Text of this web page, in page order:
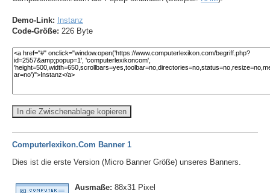
Demo-Link: Instanz
Code-Größe: 226 Byte
In die Zwischenablage kopieren
Computerlexikon.Com Banner 1
Dies ist die erste Version (Micro Banner Größe) unseres Banners.
Ausmaße: 88x31 Pixel